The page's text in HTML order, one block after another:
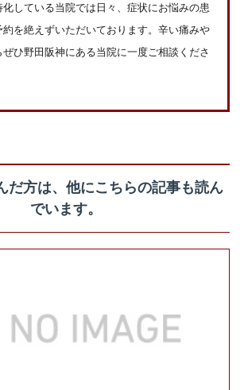
化している当院では日々、症状にお悩みの患
を絶えずいただいております。辛い痛みや
ひ野田阪神にある当院に一度ご相談くださ
だ方は、他にこちらの記事も読ん
でいます。